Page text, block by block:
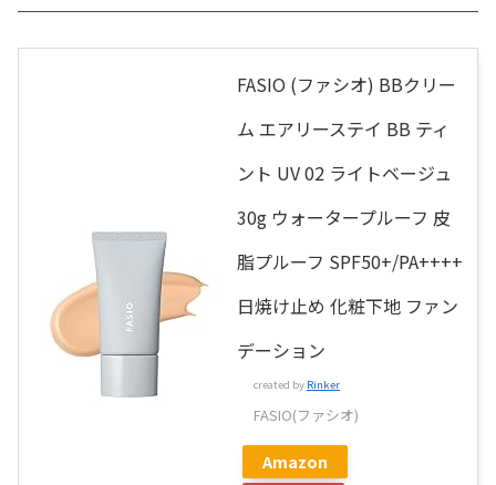
FASIO (ファシオ) BBクリー
ム エアリーステイ BB ティ
ント UV 02 ライトベージュ
30g ウォータープルーフ 皮
脂プルーフ SPF50+/PA++++
日焼け止め 化粧下地 ファン
デーション
created by Rinker
FASIO(ファシオ)
Amazon